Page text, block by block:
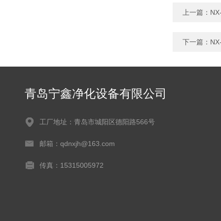
上一篇：
下一篇：
青岛宁鑫净化设备有限公司
工厂地址：青岛市城阳区德阳路566号
邮箱：qdnxjh@163.com
传真：15315005972